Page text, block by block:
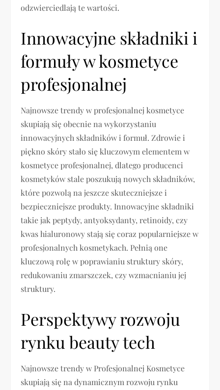
odzwierciedlają te wartości.
Innowacyjne składniki i
formuły w kosmetyce
profesjonalnej
Najnowsze trendy w profesjonalnej kosmetyce
skupiają się obecnie na wykorzystaniu
innowacyjnych składników i formuł. Zdrowie i
piękno skóry stało się kluczowym elementem w
kosmetyce profesjonalnej, dlatego producenci
kosmetyków stale poszukują nowych składników,
które pozwolą na jeszcze skuteczniejsze i
bezpieczniejsze produkty. Innowacyjne składniki
takie jak peptydy, antyoksydanty, retinoidy, czy
kwas hialuronowy stają się coraz popularniejsze w
profesjonalnych kosmetykach. Pełnią one
kluczową rolę w poprawianiu struktury skóry,
redukowaniu zmarszczek, czy wzmacnianiu jej
struktury.
Perspektywy rozwoju
rynku beauty tech
Najnowsze trendy w Profesjonalnej Kosmetyce
skupiają się na dynamicznym rozwoju rynku